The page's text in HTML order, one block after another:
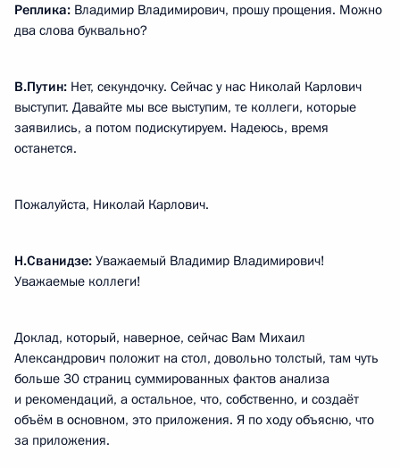
Реплика: Владимир Владимирович, прошу прощения. Можно
два слова буквально?
В.Путин: Нет, секундочку. Сейчас у нас Николай Карлович
выступит. Давайте мы все выступим, те коллеги, которые
заявились, а потом подискутируем. Надеюсь, время
останется.
Пожалуйста, Николай Карлович.
Н.Сванидзе: Уважаемый Владимир Владимирович!
Уважаемые коллеги!
Доклад, который, наверное, сейчас Вам Михаил
Александрович положит на стол, довольно толстый, там чуть
больше 30 страниц суммированных фактов анализа
и рекомендаций, а остальное, что, собственно, и создаёт
объём в основном, это приложения. Я по ходу объясню, что
за приложения.